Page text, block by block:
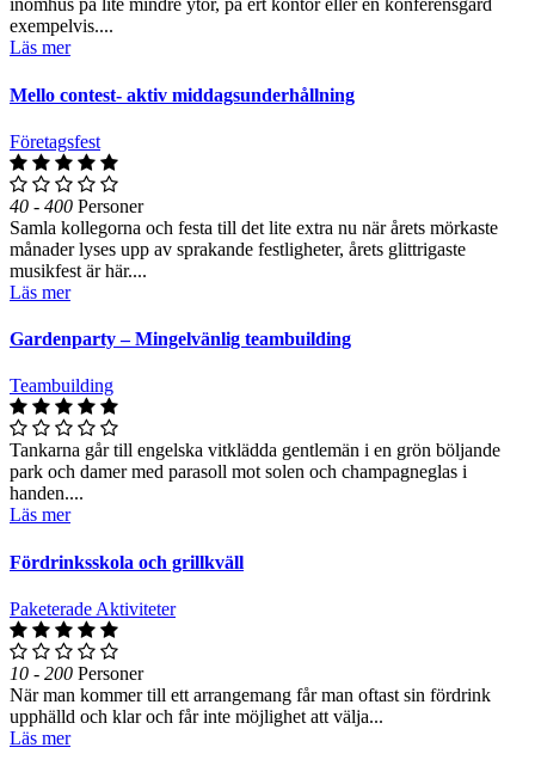
inomhus på lite mindre ytor, på ert kontor eller en konferensgård
exempelvis....
Läs mer
Mello contest- aktiv middagsunderhållning
Företagsfest
40 - 400 Personer
Samla kollegorna och festa till det lite extra nu när årets mörkaste
månader lyses upp av sprakande festligheter, årets glittrigaste
musikfest är här....
Läs mer
Gardenparty – Mingelvänlig teambuilding
Teambuilding
Tankarna går till engelska vitklädda gentlemän i en grön böljande
park och damer med parasoll mot solen och champagneglas i
handen....
Läs mer
Fördrinksskola och grillkväll
Paketerade Aktiviteter
10 - 200 Personer
När man kommer till ett arrangemang får man oftast sin fördrink
upphälld och klar och får inte möjlighet att välja...
Läs mer